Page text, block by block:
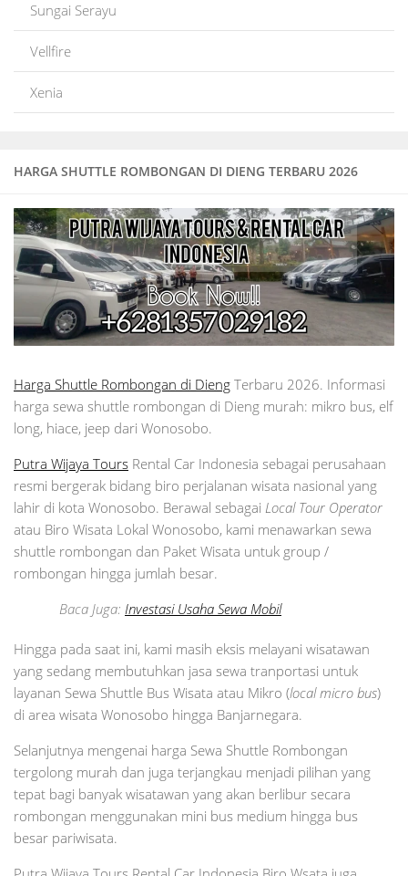
HARGA SHUTTLE ROMBONGAN DI DIENG TERBARU 2026
Harga Shuttle Rombongan di Dieng Terbaru 2026. Informasi
harga sewa shuttle rombongan di Dieng murah: mikro bus, elf
long, hiace, jeep dari Wonosobo.
Putra Wijaya Tours Rental Car Indonesia sebagai perusahaan
resmi bergerak bidang biro perjalanan wisata nasional yang
lahir di kota Wonosobo. Berawal sebagai Local Tour Operator
atau Biro Wisata Lokal Wonosobo, kami menawarkan sewa
shuttle rombongan dan Paket Wisata untuk group /
rombongan hingga jumlah besar.
Baca Juga: Investasi Usaha Sewa Mobil
Hingga pada saat ini, kami masih eksis melayani wisatawan
yang sedang membutuhkan jasa sewa tranportasi untuk
layanan Sewa Shuttle Bus Wisata atau Mikro (local micro bus)
di area wisata Wonosobo hingga Banjarnegara.
Selanjutnya mengenai harga Sewa Shuttle Rombongan
tergolong murah dan juga terjangkau menjadi pilihan yang
tepat bagi banyak wisatawan yang akan berlibur secara
rombongan menggunakan mini bus medium hingga bus
besar pariwisata.
Sungai Serayu
Vellfire
Xenia